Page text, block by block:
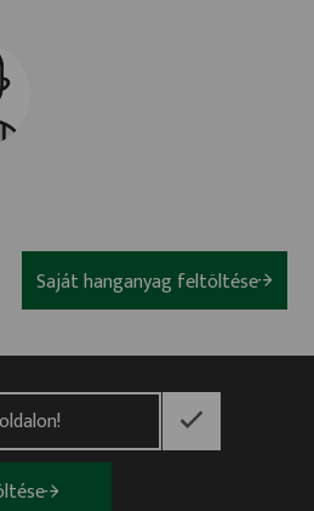
Saját hanganyag feltöltése